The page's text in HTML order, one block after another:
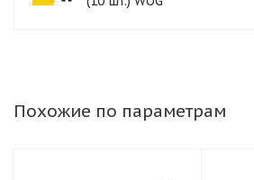
Похожие по параметрам